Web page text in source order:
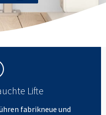
Lifte
fabrikneue und